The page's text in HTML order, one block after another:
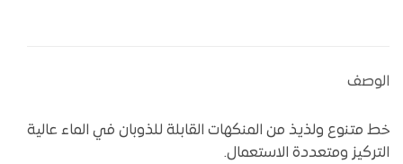
الوصف
خط متنوع ولذيذ من المنكهات القابلة للذوبان في الماء عالية
التركيز ومتعددة الاستعمال.